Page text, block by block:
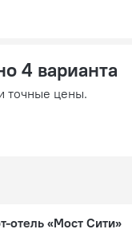
4 варианта
точные цены.
отель «Мост Сити»